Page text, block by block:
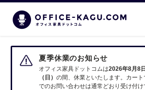
夏季休業のお知らせ
オフィス家具ドットコムは2026年8月8
（日）の間、休業といたします。カー
でのお問い合わせは通常どおり受け付